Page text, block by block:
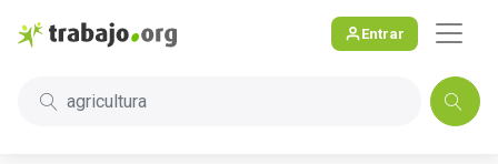
Entrar
agricultura